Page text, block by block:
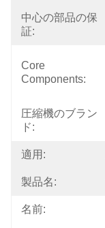
中心の部品の保
証:
Core
Components:
圧縮機のブラン
ド:
適用:
製品名:
名前: